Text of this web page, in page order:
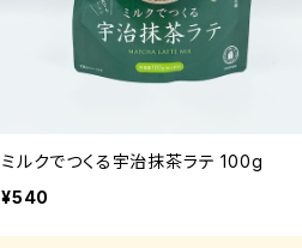
ミルクでつくる宇治抹茶ラテ 100g
¥540